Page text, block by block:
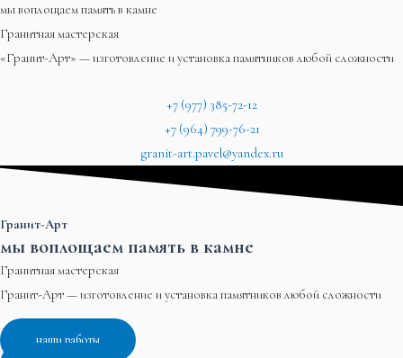
мы воплощаем память в камне
Гранитная мастерская
«Гранит-Арт» — изготовление и установка памятников любой сложности
+7 (977) 385-72-12
+7 (964) 799-76-21
granit-art.pavel@yandex.ru
Гранит-Арт
мы воплощаем память в камне
Гранитная мастерская
Гранит-Арт — изготовление и установка памятников любой сложности
наши работы